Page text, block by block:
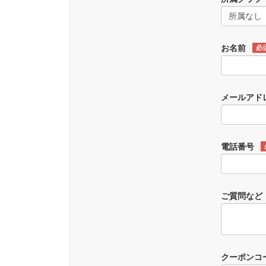
お名前 必
メールアド
電話番号
ご質問など
クーポンコ